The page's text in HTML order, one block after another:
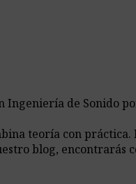
Ingeniería de Sonido
teoría con
blog,